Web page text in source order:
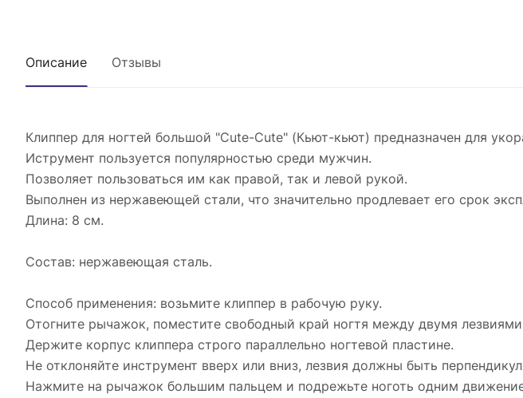
Описание Отзывы
Клиппер для ногтей большой "Cute-Cute" (Кьют-кьют) предназначен для
Иструмент пользуется популярностью среди мужчин.
Позволяет пользоваться им как правой, так и левой рукой.
Выполнен из нержавеющей стали, что значительно продлевает его срок
Длина: 8 см.
Состав: нержавеющая сталь.
Способ применения: возьмите клиппер в рабочую руку.
Отогните рычажок, поместите свободный край ногтя между двумя
Держите корпус клиппера строго параллельно ногтевой пластине.
Не отклоняйте инструмент вверх или вниз, лезвия должны быть
Нажмите на рычажок большим пальцем и подрежьте ноготь одним